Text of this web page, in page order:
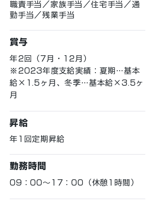
職責手当／家族手当／住宅手当／通
勤手当／残業手当
賞与
年2回（7月・12月）
※2023年度支給実績：夏期…基本
給×1.5ヶ月、冬季…基本給×3.5ヶ
月
昇給
年1回定期昇給
勤務時間
09：00～17：00（休憩1時間）